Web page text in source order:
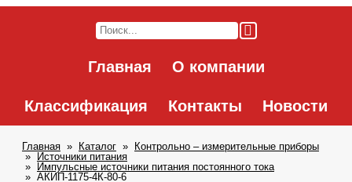
Главная О компании
Классификация Контакты Новости
Главная Каталог
Контрольно – измерительные приборы
Источники питания
Импульсные источники питания постоянного тока
АКИП-1175-4К-80-6